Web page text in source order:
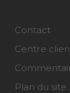
Contact
Centre
Plan du site